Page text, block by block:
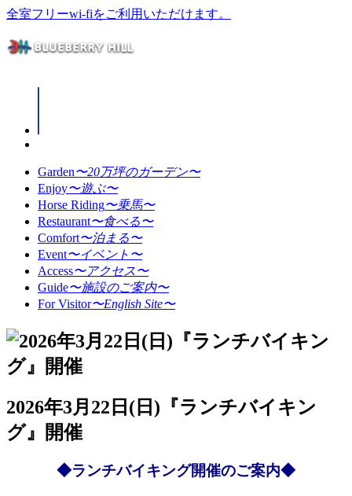
全室フリーwi-fiをご利用いただけます。
Garden〜20万坪のガーデン〜
Enjoy〜遊ぶ〜
Horse Riding〜乗馬〜
Restaurant〜食べる〜
Comfort〜泊まる〜
Event〜イベント〜
Access〜アクセス〜
Guide〜施設のご案内〜
For Visitor〜English Site〜
2026年3月22日(日)『ランチバイキン
グ』開催
◆ランチバイキング開催のご案内◆